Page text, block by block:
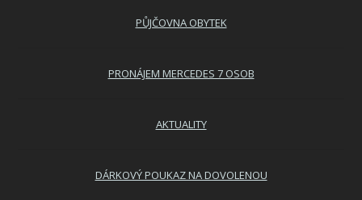
PŮJČOVNA OBYTEK
PRONÁJEM MERCEDES 7 OSOB
AKTUALITY
DÁRKOVÝ POUKAZ NA DOVOLENOU